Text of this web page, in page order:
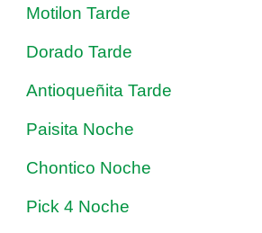
Motilon Tarde
Dorado Tarde
Antioqueñita Tarde
Paisita Noche
Chontico Noche
Pick 4 Noche